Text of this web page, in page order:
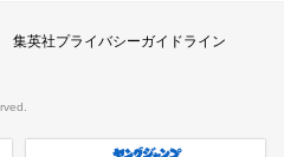
集英社プライバシーガイドライン
週刊ヤングジャンプ公式サイト